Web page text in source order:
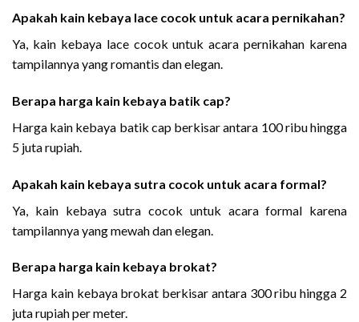
Apakah kain kebaya lace cocok untuk acara pernikahan?
Ya, kain kebaya lace cocok untuk acara pernikahan karena
tampilannya yang romantis dan elegan.
Berapa harga kain kebaya batik cap?
Harga kain kebaya batik cap berkisar antara 100 ribu hingga
5 juta rupiah.
Apakah kain kebaya sutra cocok untuk acara formal?
Ya, kain kebaya sutra cocok untuk acara formal karena
tampilannya yang mewah dan elegan.
Berapa harga kain kebaya brokat?
Harga kain kebaya brokat berkisar antara 300 ribu hingga 2
juta rupiah per meter.